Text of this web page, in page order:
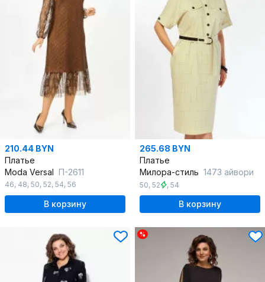
210.44 BYN
Платье
Moda Versal П-2611
46, 48, 50, 52, 54, 56
В корзину
265.68 BYN
Платье
Милора-стиль 1473 айвори
50, 52 , 54
В корзину
%